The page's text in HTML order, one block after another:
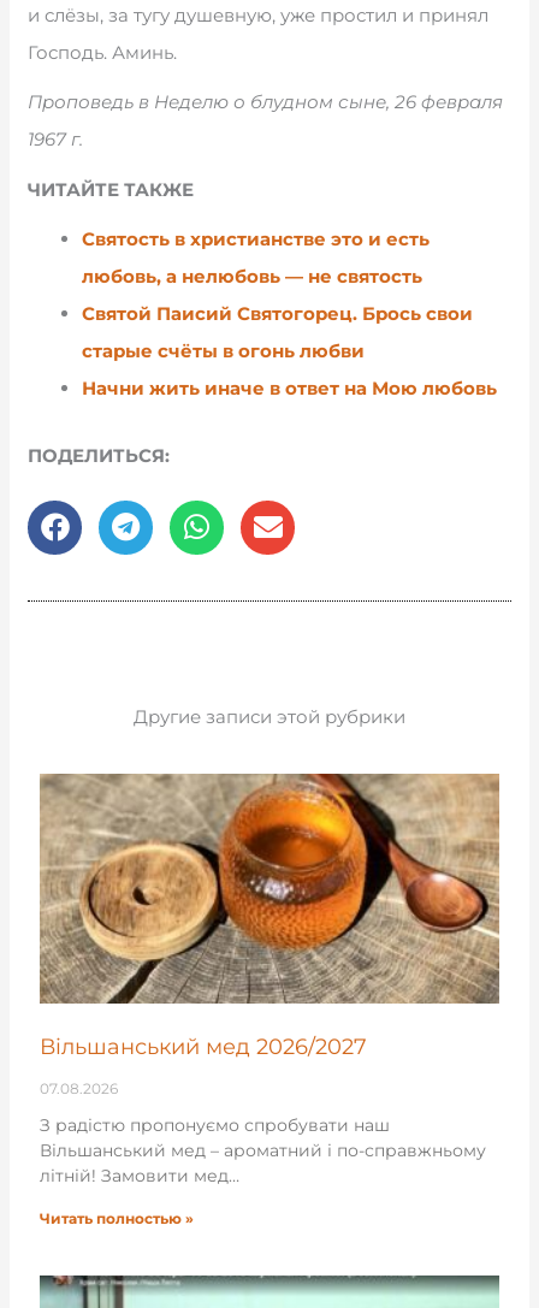
и слёзы, за тугу душевную, уже простил и принял
Господь. Аминь.
Проповедь в Неделю о блудном сыне, 26 февраля
1967 г.
ЧИТАЙТЕ ТАКЖЕ
Святость в христианстве это и есть
любовь, а нелюбовь — не святость
Святой Паисий Святогорец. Брось свои
старые счёты в огонь любви
Начни жить иначе в ответ на Мою любовь
ПОДЕЛИТЬСЯ:
Другие записи этой рубрики
Вільшанський мед 2026/2027
07.08.2026
З радістю пропонуємо спробувати наш
Вільшанський мед – ароматний і по-справжньому
літній! Замовити мед…
Читать полностью »